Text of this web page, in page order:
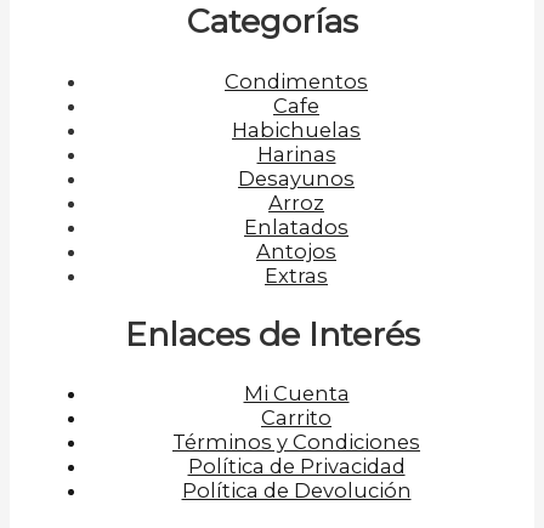
Categorías
Condimentos
Cafe
Habichuelas
Harinas
Desayunos
Arroz
Enlatados
Antojos
Extras
Enlaces de Interés
Mi Cuenta
Carrito
Términos y Condiciones
Política de Privacidad
Política de Devolución